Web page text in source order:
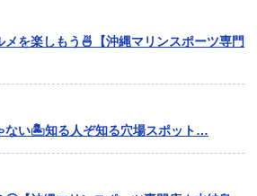
を楽しもう🍜【沖縄マリンスポーツ専門
ない🏝️知る人ぞ知る穴場スポット…